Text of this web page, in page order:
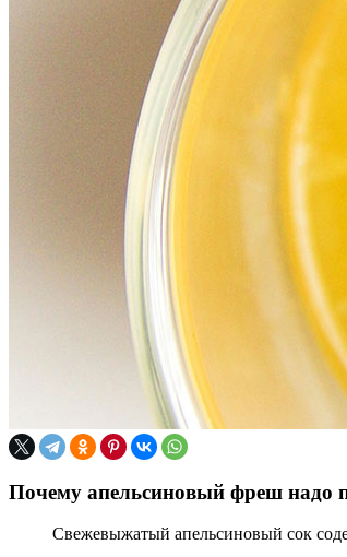
Почему апельсиновый фреш надо
Свежевыжатый апельсиновый сок